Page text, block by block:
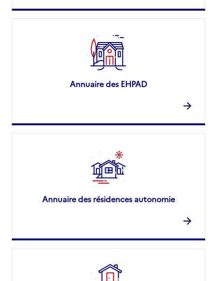
Annuaire des EHPAD
Annuaire des résidences autonomie